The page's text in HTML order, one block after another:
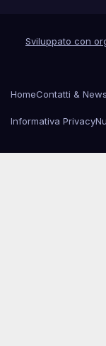
Sviluppato con
HomeContatti &
Informativa Privacy